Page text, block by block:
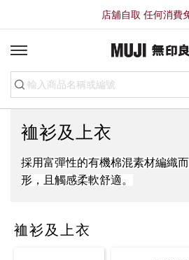
店舖自取 任何消費
裇衫及上衣
採用富彈性的有機棉混素材編織
形，且觸感柔軟舒適。
裇衫及上衣